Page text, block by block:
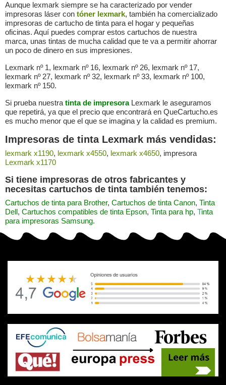
Aunque lexmark siempre se ha caracterizado por vender
impresoras láser con tóner lexmark, también ha comercializado
impresoras de cartucho de tinta para el hogar y pequeñas
oficinas. Aquí puedes comprar estos cartuchos de nuestra
marca, unas tintas de mucha calidad que te va a permitir ahorrar
un poco de dinero en sus impresiones.
Lexmark nº 1, lexmark nº 16, lexmark nº 26, lexmark nº 17,
lexmark nº 27, lexmark nº 32, lexmark nº 33, lexmark nº 100,
lexmark nº 150.
Si prueba nuestra tinta de impresoraLexmark le aseguramos
que repetirá, ya que el precio que encontrará en QueCartucho.es
es mucho menor que el que se imagina y la calidad es premium.
Impresoras de tinta Lexmark más vendidas:
lexmark x1190, lexmark x4550, lexmark x4650, impresora
Lexmark x1170
Si tiene impresoras de otros fabricantes y
necesitas cartuchos de tinta también tenemos:
Cartuchos de tinta para Brother, Cartuchos de tinta Canon, Tinta
Dell, Cartuchos compatibles de tinta Epson, Tinta para hp, Tinta
para impresoras Samsung.